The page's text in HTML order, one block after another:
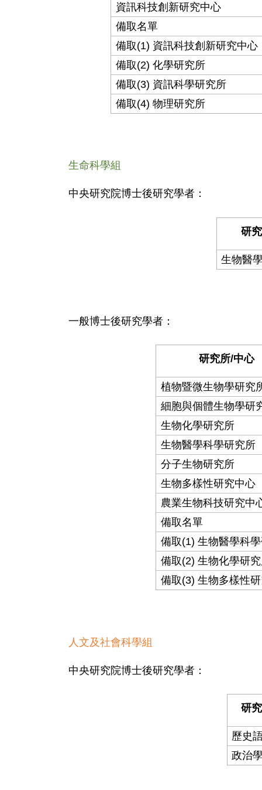
資訊科技創新研究中心
備取名單
備取(1) 資訊科技創新研究中心
備取(2) 化學研究所
備取(3) 資訊科學研究所
備取(4) 物理研究所
生命科學組
中央研究院博士後研究學者：
研
生物醫
一般博士後研究學者：
研究所/中心
植物暨微生物學研究
細胞與個體生物學研
生物化學研究所
生物醫學科學研究所
分子生物研究所
生物多樣性研究中心
農業生物科技研究中
備取名單
備取(1) 生物醫學科
備取(2) 生物化學研
備取(3) 生物多樣性
人文及社會科學組
中央研究院博士後研究學者：
研
歷史
政治